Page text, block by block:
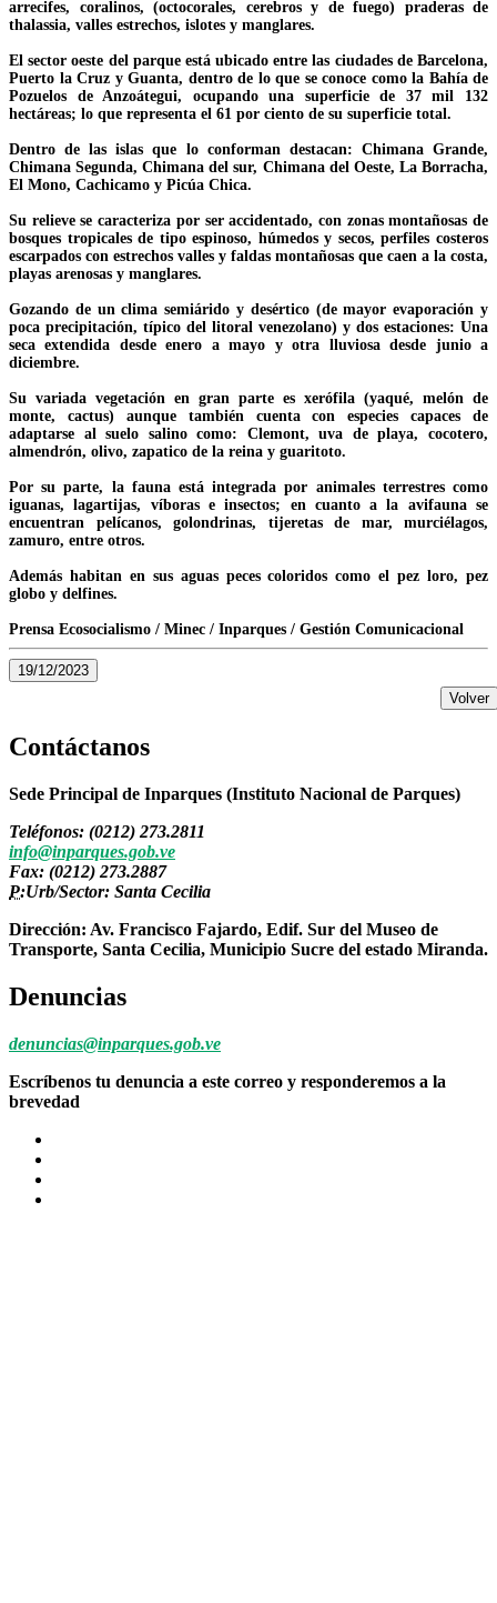
arrecifes, coralinos, (octocorales, cerebros y de fuego) praderas de
thalassia, valles estrechos, islotes y manglares.
El sector oeste del parque está ubicado entre las ciudades de Barcelona,
Puerto la Cruz y Guanta, dentro de lo que se conoce como la Bahía de
Pozuelos de Anzoátegui, ocupando una superficie de 37 mil 132
hectáreas; lo que representa el 61 por ciento de su superficie total.
Dentro de las islas que lo conforman destacan: Chimana Grande,
Chimana Segunda, Chimana del sur, Chimana del Oeste, La Borracha,
El Mono, Cachicamo y Picúa Chica.
Su relieve se caracteriza por ser accidentado, con zonas montañosas de
bosques tropicales de tipo espinoso, húmedos y secos, perfiles costeros
escarpados con estrechos valles y faldas montañosas que caen a la costa,
playas arenosas y manglares.
Gozando de un clima semiárido y desértico (de mayor evaporación y
poca precipitación, típico del litoral venezolano) y dos estaciones: Una
seca extendida desde enero a mayo y otra lluviosa desde junio a
diciembre.
Su variada vegetación en gran parte es xerófila (yaqué, melón de
monte, cactus) aunque también cuenta con especies capaces de
adaptarse al suelo salino como: Clemont, uva de playa, cocotero,
almendrón, olivo, zapatico de la reina y guaritoto.
Por su parte, la fauna está integrada por animales terrestres como
iguanas, lagartijas, víboras e insectos; en cuanto a la avifauna se
encuentran pelícanos, golondrinas, tijeretas de mar, murciélagos,
zamuro, entre otros.
Además habitan en sus aguas peces coloridos como el pez loro, pez
globo y delfines.
Prensa Ecosocialismo / Minec / Inparques / Gestión Comunicacional
19/12/2023
Volver
Contáctanos
Sede Principal de Inparques (Instituto Nacional de Parques)
Teléfonos: (0212) 273.2811
info@inparques.gob.ve
Fax: (0212) 273.2887
P:Urb/Sector: Santa Cecilia
Dirección: Av. Francisco Fajardo, Edif. Sur del Museo de
Transporte, Santa Cecilia, Municipio Sucre del estado Miranda.
Denuncias
denuncias@inparques.gob.ve
Escríbenos tu denuncia a este correo y responderemos a la
brevedad